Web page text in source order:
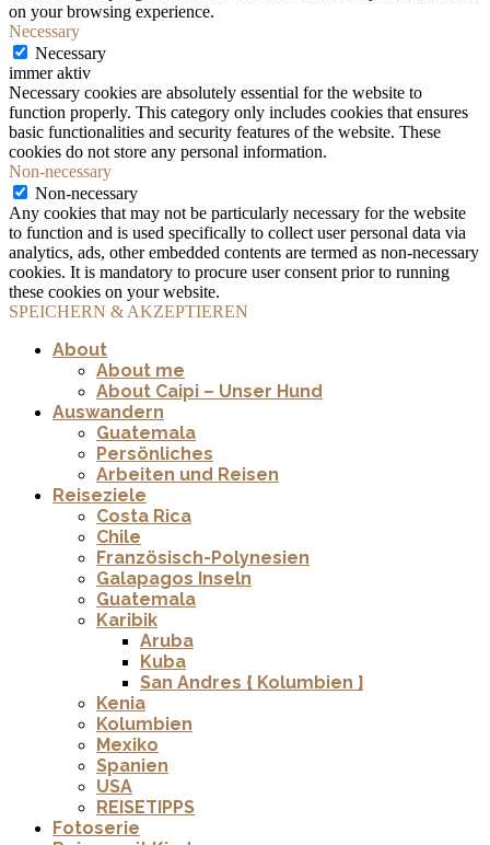
on your browsing experience.
Necessary
Necessary
immer aktiv
Necessary cookies are absolutely essential for the website to
function properly. This category only includes cookies that ensures
basic functionalities and security features of the website. These
cookies do not store any personal information.
Non-necessary
Non-necessary
Any cookies that may not be particularly necessary for the website
to function and is used specifically to collect user personal data via
analytics, ads, other embedded contents are termed as non-necessary
cookies. It is mandatory to procure user consent prior to running
these cookies on your website.
SPEICHERN & AKZEPTIEREN
About
About me
About Caipi – Unser Hund
Auswandern
Guatemala
Persönliches
Arbeiten und Reisen
Reiseziele
Costa Rica
Chile
Französisch-Polynesien
Galapagos Inseln
Guatemala
Karibik
Aruba
Kuba
San Andres { Kolumbien }
Kenia
Kolumbien
Mexiko
Spanien
USA
REISETIPPS
Fotoserie